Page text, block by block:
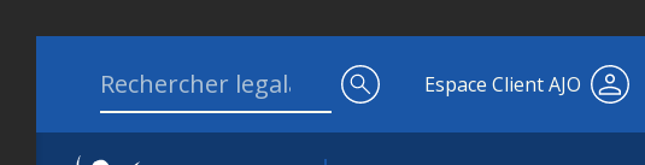
Search for:
Espace Client AJO